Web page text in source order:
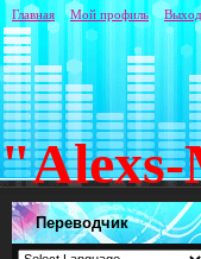
Главная Мой профиль Выход
Переводчик